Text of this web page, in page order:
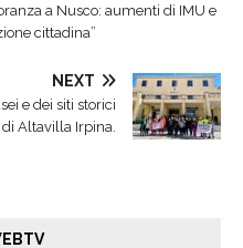
a Nusco: aumenti di IMU e
cittadina”
NEXT
e dei siti storici
Altavilla Irpina.